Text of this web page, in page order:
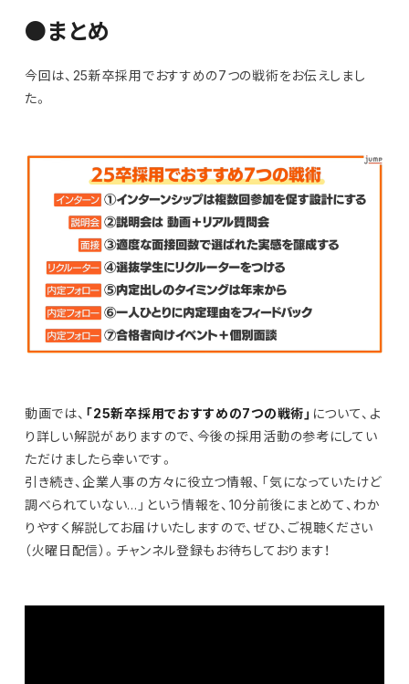
●まとめ
今回は、25新卒採用でおすすめの7つの戦術をお伝えしまし
た。
動画では、 「25新卒採用でおすすめの7つの戦術」 について、よ
り詳しい解説がありますので、今後の採用活動の参考にしてい
ただけましたら幸いです。
引き続き、企業人事の方々に役立つ情報、「気になっていたけど
調べられていない…」という情報を、10分前後にまとめて、わか
りやすく解説してお届けいたしますので、ぜひ、ご視聴ください
（火曜日配信）。チャンネル登録もお待ちしております！